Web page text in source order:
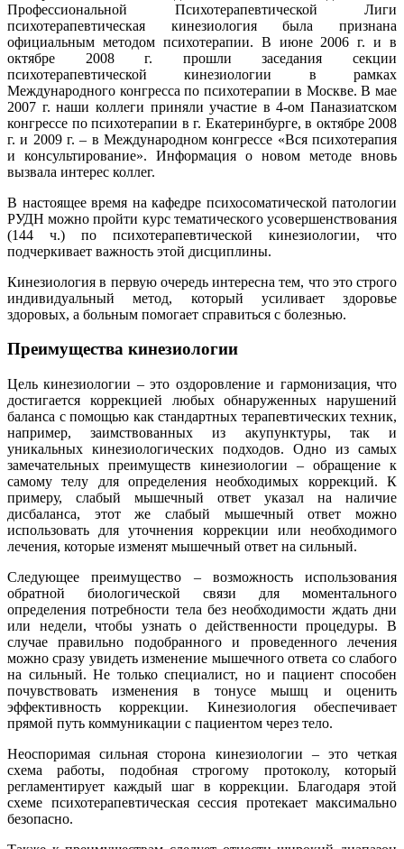
Профессиональной Психотерапевтической Лиги
психотерапевтическая кинезиология была признана
официальным методом психотерапии. В июне 2006 г. и в
октябре 2008 г. прошли заседания секции
психотерапевтической кинезиологии в рамках
Международного конгресса по психотерапии в Москве. В мае
2007 г. наши коллеги приняли участие в 4-ом Паназиатском
конгрессе по психотерапии в г. Екатеринбурге, в октябре 2008
г. и 2009 г. – в Международном конгрессе «Вся психотерапия
и консультирование». Информация о новом методе вновь
вызвала интерес коллег.
В настоящее время на кафедре психосоматической патологии
РУДН можно пройти курс тематического усовершенствования
(144 ч.) по психотерапевтической кинезиологии, что
подчеркивает важность этой дисциплины.
Кинезиология в первую очередь интересна тем, что это строго
индивидуальный метод, который усиливает здоровье
здоровых, а больным помогает справиться с болезнью.
Преимущества кинезиологии
Цель кинезиологии – это оздоровление и гармонизация, что
достигается коррекцией любых обнаруженных нарушений
баланса с помощью как стандартных терапевтических техник,
например, заимствованных из акупунктуры, так и
уникальных кинезиологических подходов. Одно из самых
замечательных преимуществ кинезиологии – обращение к
самому телу для определения необходимых коррекций. К
примеру, слабый мышечный ответ указал на наличие
дисбаланса, этот же слабый мышечный ответ можно
использовать для уточнения коррекции или необходимого
лечения, которые изменят мышечный ответ на сильный.
Следующее преимущество – возможность использования
обратной биологической связи для моментального
определения потребности тела без необходимости ждать дни
или недели, чтобы узнать о действенности процедуры. В
случае правильно подобранного и проведенного лечения
можно сразу увидеть изменение мышечного ответа со слабого
на сильный. Не только специалист, но и пациент способен
почувствовать изменения в тонусе мышц и оценить
эффективность коррекции. Кинезиология обеспечивает
прямой путь коммуникации с пациентом через тело.
Неоспоримая сильная сторона кинезиологии – это четкая
схема работы, подобная строгому протоколу, который
регламентирует каждый шаг в коррекции. Благодаря этой
схеме психотерапевтическая сессия протекает максимально
безопасно.